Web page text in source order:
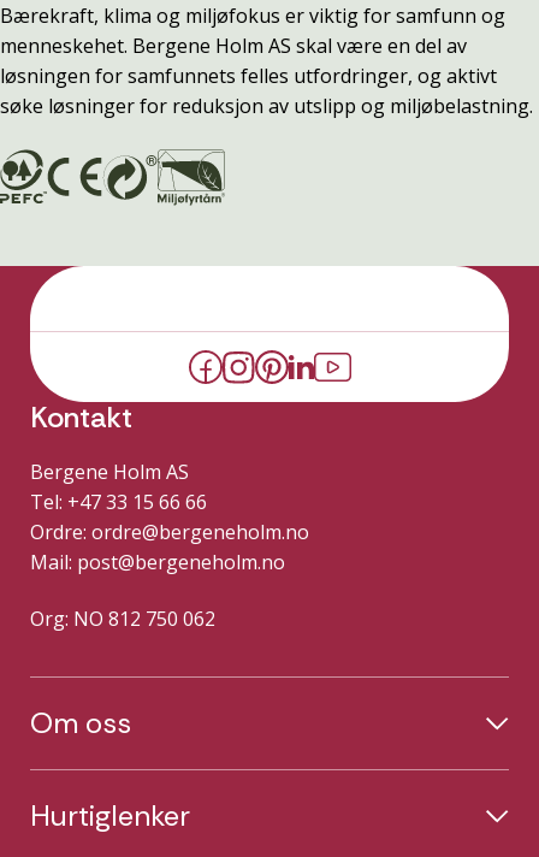
Bærekraft, klima og miljøfokus er viktig for samfunn og
menneskehet. Bergene Holm AS skal være en del av
løsningen for samfunnets felles utfordringer, og aktivt
søke løsninger for reduksjon av utslipp og miljøbelastning.
Kontakt
Bergene Holm AS
Tel: +47 33 15 66 66
Ordre: ordre@bergeneholm.no
Mail: post@bergeneholm.no
Org: NO 812 750 062
Om oss
Hurtiglenker